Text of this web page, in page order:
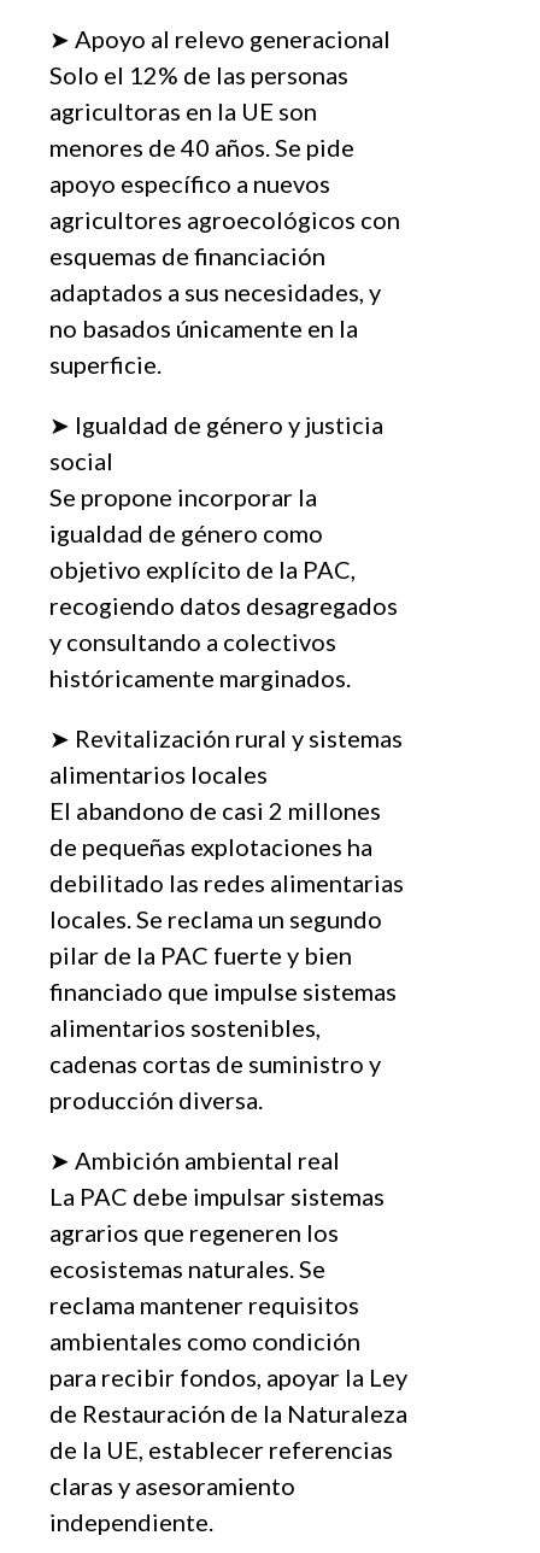
➤ Apoyo al relevo generacional
Solo el 12% de las personas
agricultoras en la UE son
menores de 40 años. Se pide
apoyo específico a nuevos
agricultores agroecológicos con
esquemas de financiación
adaptados a sus necesidades, y
no basados únicamente en la
superficie.
➤ Igualdad de género y justicia
social
Se propone incorporar la
igualdad de género como
objetivo explícito de la PAC,
recogiendo datos desagregados
y consultando a colectivos
históricamente marginados.
➤ Revitalización rural y sistemas
alimentarios locales
El abandono de casi 2 millones
de pequeñas explotaciones ha
debilitado las redes alimentarias
locales. Se reclama un segundo
pilar de la PAC fuerte y bien
financiado que impulse sistemas
alimentarios sostenibles,
cadenas cortas de suministro y
producción diversa.
➤ Ambición ambiental real
La PAC debe impulsar sistemas
agrarios que regeneren los
ecosistemas naturales. Se
reclama mantener requisitos
ambientales como condición
para recibir fondos, apoyar la Ley
de Restauración de la Naturaleza
de la UE, establecer referencias
claras y asesoramiento
independiente.